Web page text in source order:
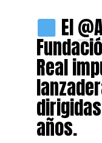
El
Real
años.